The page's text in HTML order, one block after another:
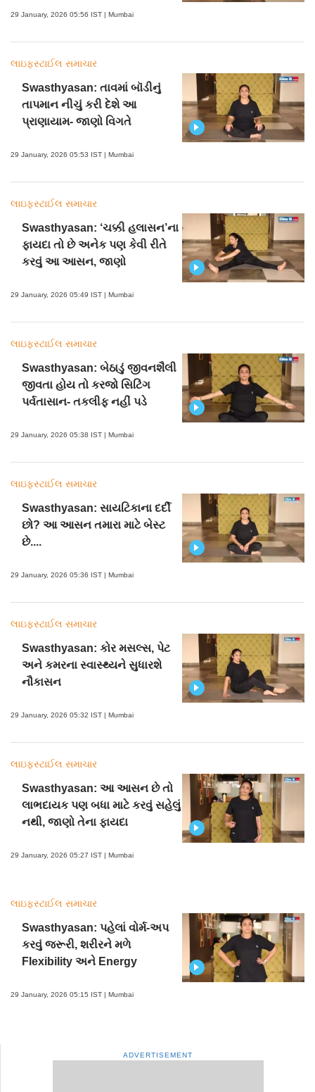
29 January, 2026 05:56 IST | Mumbai
લાઇફસ્ટાઈલ સમાચાર
Swasthyasan: તાવમાં બૉડીનું
તાપમાન નીચું કરી દેશે આ
પ્રાણાયામ- જાણો વિગતે
29 January, 2026 05:53 IST | Mumbai
લાઇફસ્ટાઈલ સમાચાર
Swasthyasan: ‘ચક્કી હલાસન’ના
ફાયદા તો છે અનેક પણ કેવી રીતે
કરવું આ આસન, જાણો
29 January, 2026 05:49 IST | Mumbai
લાઇફસ્ટાઈલ સમાચાર
Swasthyasan: બેઠાડું જીવનશૈલી
જીવતા હોય તો કરજો સિટિંગ
પર્વતાસાન- તકલીફ નહીં પડે
29 January, 2026 05:38 IST | Mumbai
લાઇફસ્ટાઈલ સમાચાર
Swasthyasan: સાયટિકાના દર્દી
છો? આ આસન તમારા માટે બેસ્ટ
છે....
29 January, 2026 05:36 IST | Mumbai
લાઇફસ્ટાઈલ સમાચાર
Swasthyasan: કોર મસલ્સ, પેટ
અને કમરના સ્વાસ્થ્યને સુધારશે
નૌકાસન
29 January, 2026 05:32 IST | Mumbai
લાઇફસ્ટાઈલ સમાચાર
Swasthyasan: આ આસન છે તો
લાભદાયક પણ બધા માટે કરવું સહેલું
નથી, જાણો તેના ફાયદા
29 January, 2026 05:27 IST | Mumbai
લાઇફસ્ટાઈલ સમાચાર
Swasthyasan: પહેલાં વોર્મ-અપ
કરવું જરૂરી, શરીરને મળે
Flexibility અને Energy
29 January, 2026 05:15 IST | Mumbai
ADVERTISEMENT